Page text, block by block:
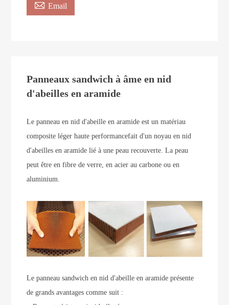
 Email
Panneaux sandwich à âme en nid
d'abeilles en aramide
Le panneau en nid d'abeille en aramide est un matériau
composite léger haute performancefait d'un noyau en nid
d'abeilles en aramide lié à une peau recouverte. La peau
peut être en fibre de verre, en acier au carbone ou en
aluminium.
Le panneau sandwich en nid d'abeille en aramide présente
de grands avantages comme suit :